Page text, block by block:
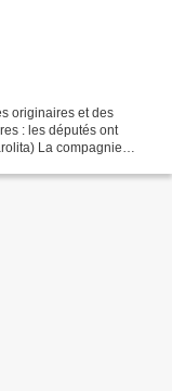
originaires et des
: les députés ont
La compagnie